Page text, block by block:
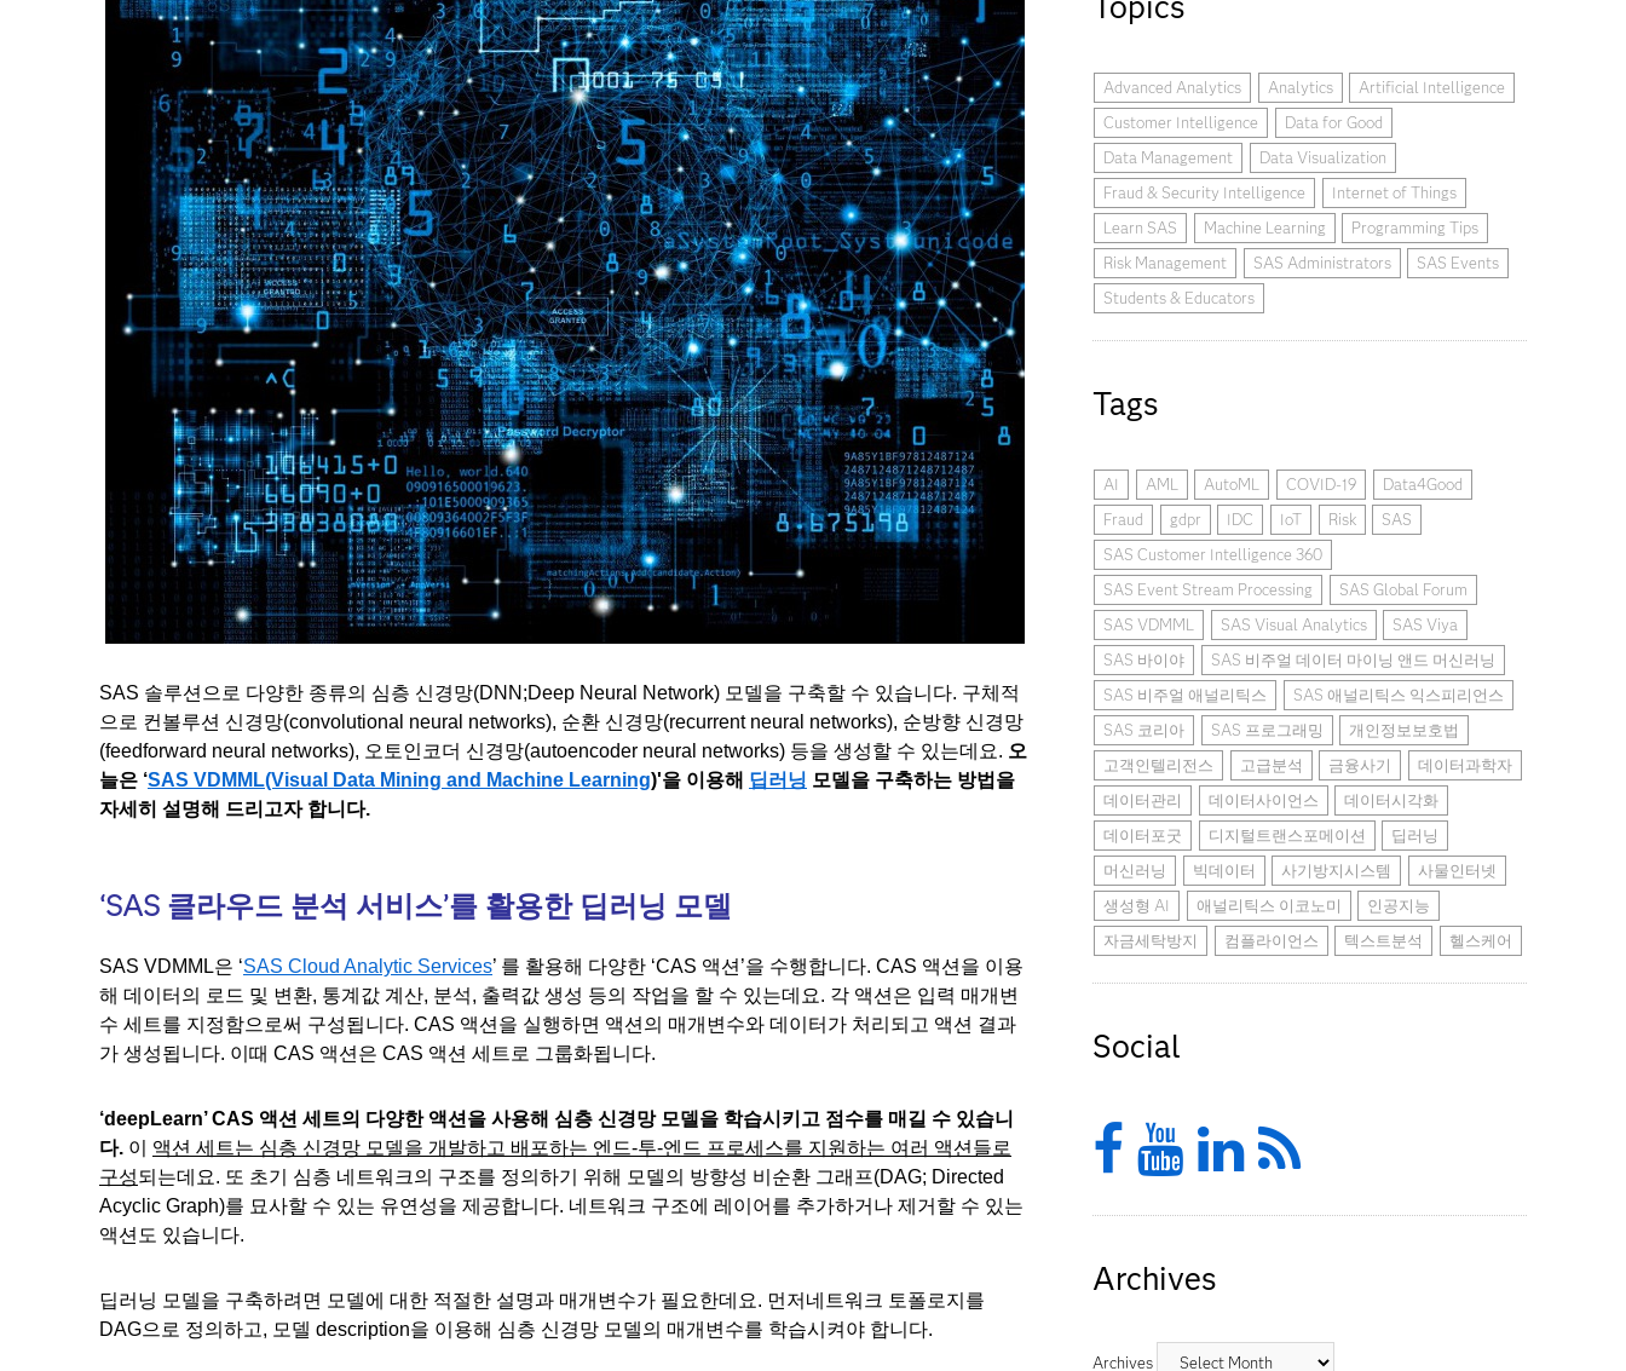
SAS 솔루션으로 다양한 종류의 심층 신경망(DNN;Deep Neural Network) 모델을 구축할 수 있습니다. 구체적
으로 컨볼루션 신경망(convolutional neural networks), 순환 신경망(recurrent neural networks), 순방향 신경망
(feedforward neural networks), 오토인코더 신경망(autoencoder neural networks) 등을 생성할 수 있는데요. 오
늘은 ‘SAS VDMML(Visual Data Mining and Machine Learning)'을 이용해 딥러닝 모델을 구축하는 방법을
자세히 설명해 드리고자 합니다.
‘SAS 클라우드 분석 서비스’를 활용한 딥러닝 모델
SAS VDMML은 ‘SAS Cloud Analytic Services’ 를 활용해 다양한 ‘CAS 액션’을 수행합니다. CAS 액션을 이용
해 데이터의 로드 및 변환, 통계값 계산, 분석, 출력값 생성 등의 작업을 할 수 있는데요. 각 액션은 입력 매개변
수 세트를 지정함으로써 구성됩니다. CAS 액션을 실행하면 액션의 매개변수와 데이터가 처리되고 액션 결과
가 생성됩니다. 이때 CAS 액션은 CAS 액션 세트로 그룹화됩니다.
‘deepLearn’ CAS 액션 세트의 다양한 액션을 사용해 심층 신경망 모델을 학습시키고 점수를 매길 수 있습니
다. 이 액션 세트는 심층 신경망 모델을 개발하고 배포하는 엔드-투-엔드 프로세스를 지원하는 여러 액션들로
구성되는데요. 또 초기 심층 네트워크의 구조를 정의하기 위해 모델의 방향성 비순환 그래프(DAG; Directed
Acyclic Graph)를 묘사할 수 있는 유연성을 제공합니다. 네트워크 구조에 레이어를 추가하거나 제거할 수 있는
액션도 있습니다.
딥러닝 모델을 구축하려면 모델에 대한 적절한 설명과 매개변수가 필요한데요. 먼저네트워크 토폴로지를
DAG으로 정의하고, 모델 description을 이용해 심층 신경망 모델의 매개변수를 학습시켜야 합니다.
Advanced Analytics Analytics
Artificial Intelligence
Customer Intelligence
Data for Good
Data Management
Data Visualization
Fraud & Security Intelligence
Internet of Things
Learn SAS
Machine Learning
Programming Tips
Risk Management
SAS Administrators
SAS Events
Students & Educators
Tags
AI AML AutoML COVID-19
Data4Good
Fraud
gdpr IDC IoT Risk
SAS
SAS Customer Intelligence 360
SAS Event Stream Processing
SAS Global Forum
SAS VDMML
SAS Visual Analytics
SAS Viya
SAS 바이야
SAS 비주얼 데이터 마이닝 앤드 머신러닝
SAS 비주얼 애널리틱스
SAS 애널리틱스 익스피리언스
SAS 코리아
SAS 프로그래밍
개인정보보호법
고객인텔리전스
고급분석 금융사기
데이터과학자
데이터관리
데이터사이언스
데이터시각화
데이터포굿
디지털트랜스포메이션
딥러닝
머신러닝
빅데이터 사기방지시스템
사물인터넷
생성형 AI
애널리틱스 이코노미
인공지능
자금세탁방지
컴플라이언스 텍스트분석 헬스케어
Social
Facebook
YouTube
LinkedIn
Feed
Archives
Archives